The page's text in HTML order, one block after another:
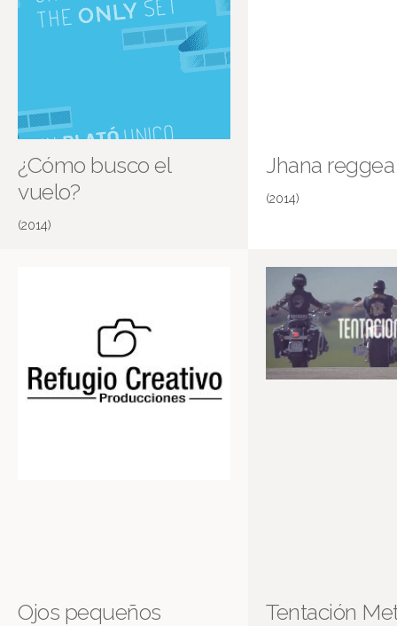
¿Cómo busco el
vuelo?
(2014)
Jhana
(2014)
Ojos pequeños Tentación